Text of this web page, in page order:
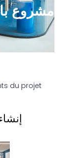
مشروع
du projet :